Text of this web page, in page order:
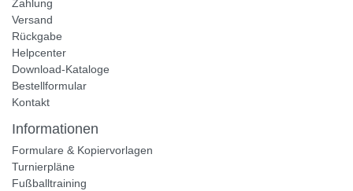
Zahlung
Versand
Rückgabe
Helpcenter
Download-Kataloge
Bestellformular
Kontakt
Informationen
Formulare & Kopiervorlagen
Turnierpläne
Fußballtraining